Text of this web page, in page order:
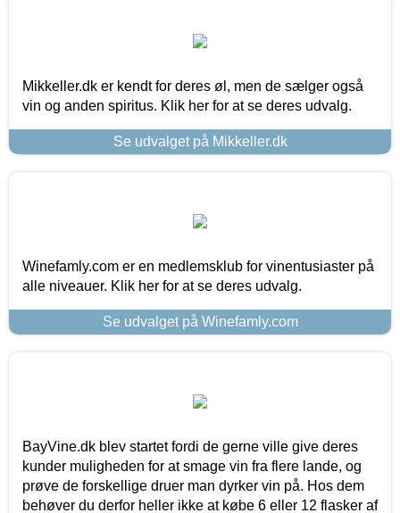
Mikkeller.dk er kendt for deres øl, men de sælger også
vin og anden spiritus. Klik her for at se deres udvalg.
Se udvalget på Mikkeller.dk
Winefamly.com er en medlemsklub for vinentusiaster på
alle niveauer. Klik her for at se deres udvalg.
Se udvalget på Winefamly.com
BayVine.dk blev startet fordi de gerne ville give deres
kunder muligheden for at smage vin fra flere lande, og
prøve de forskellige druer man dyrker vin på. Hos dem
behøver du derfor heller ikke at købe 6 eller 12 flasker af